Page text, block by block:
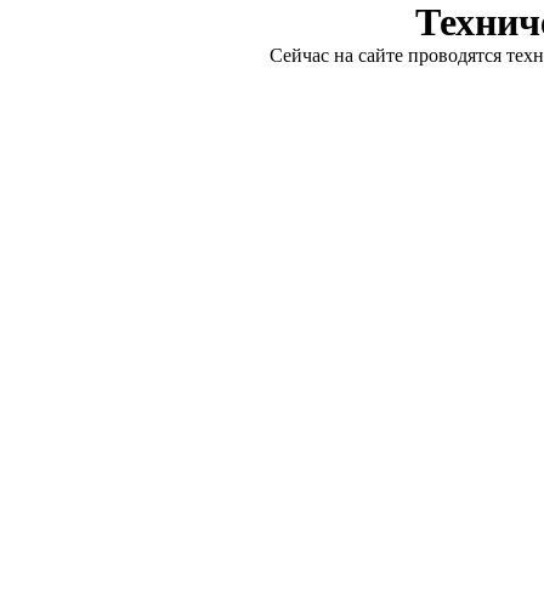
Сейчас на сайте проводятся